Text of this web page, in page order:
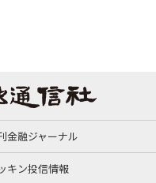
金融ジャーナル
キン投信情報